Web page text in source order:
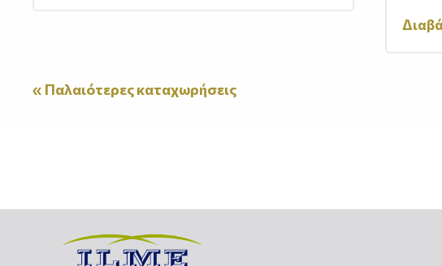
« Παλαιότερες καταχωρήσεις